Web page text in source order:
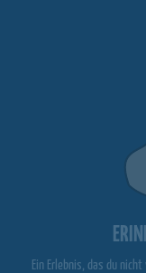
Ein Erlebnis, das du